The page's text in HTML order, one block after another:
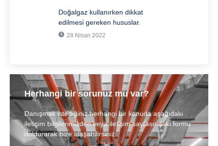
Doğalgaz kullanırken dikkat
edilmesi gereken hususlar.
28 Nisan 2022
Herhangi bir sorunuz mu var?
Danışmak istediğiniz herhangi bir konuda aşağıdaki
iletişim bilgilerimizden veya iletişim sayfasındaki formu
doldurarak bize ulaşabilirsiniz.